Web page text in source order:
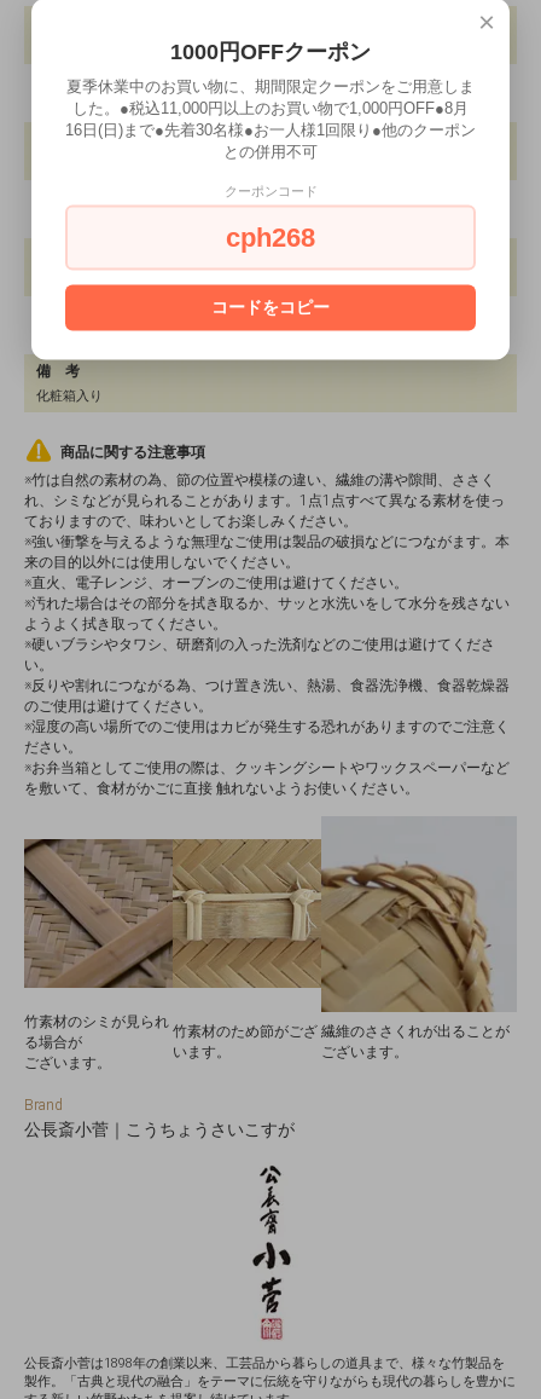
サイズ
約W165×D85×H165mm
重 さ
備 考
化粧箱入り
商品に関する注意事項
※竹は自然の素材の為、節の位置や模様の違い、繊維の溝や隙間、ささく
れ、シミなどが見られることがあります。1点1点すべて異なる素材を使っ
ておりますので、味わいとしてお楽しみください。
※強い衝撃を与えるような無理なご使用は製品の破損などにつながます。本
来の目的以外には使用しないでください。
※直火、電子レンジ、オーブンのご使用は避けてください。
※汚れた場合はその部分を拭き取るか、サッと水洗いをして水分を残さない
ようよく拭き取ってください。
※硬いブラシやタワシ、研磨剤の入った洗剤などのご使用は避けてくださ
い。
※反りや割れにつながる為、つけ置き洗い、熱湯、食器洗浄機、食器乾燥器
のご使用は避けてください。
※湿度の高い場所でのご使用はカビが発生する恐れがありますのでご注意く
ださい。
※お弁当箱としてご使用の際は、クッキングシートやワックスペーパーなど
を敷いて、食材がかごに直接 触れないようお使いください。
竹素材のシミが見られ
る場合が
ございます。
竹素材のため節がござ
います。
繊維のささくれが出ることが
ございます。
Brand
公長斎小菅｜こうちょうさいこすが
公長斎小菅は1898年の創業以来、工芸品から暮らしの道具まで、様々な竹製品を
製作。「古典と現代の融合」をテーマに伝統を守りながらも現代の暮らしを豊かに
×
1000円OFFクーポン
夏季休業中のお買い物に、期間限定クーポンをご用意しま
した。●税込11,000円以上のお買い物で1,000円OFF●8月
16日(日)まで●先着30名様●お一人様1回限り●他のクーポン
との併用不可
クーポンコード
cph268
コードをコピー